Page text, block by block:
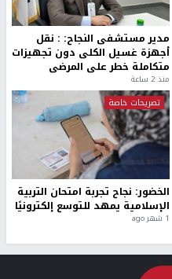
مدير مستشفى النجاح: : نقل
أجهزة غسيل الكلى دون تجهيزات
متكاملة خطر على المرضى
منذ 2 ساعة
تصريحات خاصة
الخضور: نجاح تجربة امتحان التربية
الإسلامية يمهد للتوسع إلكترونيًا
1 شهر ago